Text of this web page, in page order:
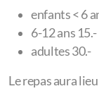
enfants < 6
6-12 ans 15.-
adultes 30.-
Le repas aura